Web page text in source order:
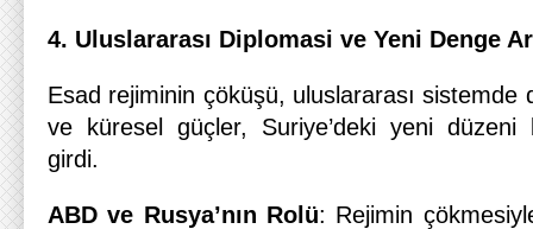
4. Uluslararası Diplomasi ve Yeni Denge
Esad rejiminin çöküşü, uluslararası sistemde
ve küresel güçler, Suriye’deki yeni düzeni
girdi.
ABD ve Rusya’nın Rolü: Rejimin